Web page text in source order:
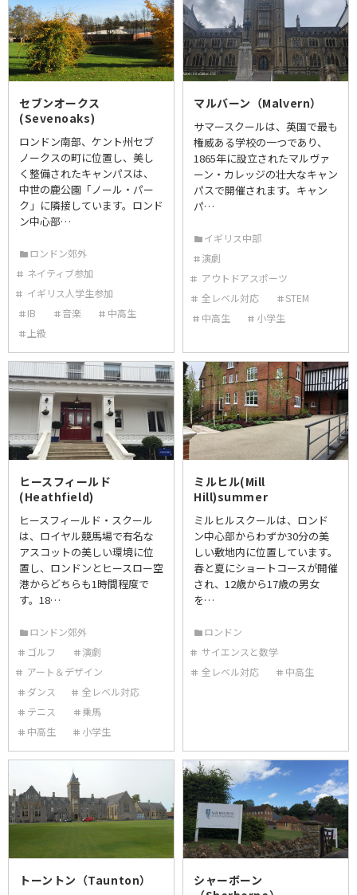
セブンオークス
(Sevenoaks)
ロンドン南部、ケント州セブ
ノークスの町に位置し、美し
く整備されたキャンパスは、
中世の鹿公園「ノール・パー
ク」に隣接しています。ロンド
ン中心部…
ロンドン郊外
ネイティブ参加
イギリス人学生参加
IB
音楽
中高生
上級
マルバーン（Malvern）
サマースクールは、英国で最も
権威ある学校の一つであり、
1865年に設立されたマルヴァ
ーン・カレッジの壮大なキャン
パスで開催されます。キャン
パ…
イギリス中部
演劇
アウトドアスポーツ
全レベル対応
STEM
中高生
小学生
ヒースフィールド
(Heathfield)
ヒースフィールド・スクール
は、ロイヤル競馬場で有名な
アスコットの美しい環境に位
置し、ロンドンとヒースロー空
港からどちらも1時間程度で
す。18…
ロンドン郊外
ゴルフ
演劇
アート＆デザイン
ダンス
全レベル対応
テニス
乗馬
中高生
小学生
ミルヒル(Mill
Hill)summer
ミルヒルスクールは、ロンド
ン中心部からわずか30分の美
しい敷地内に位置しています。
春と夏にショートコースが開催
され、12歳から17歳の男女
を…
ロンドン
サイエンスと数学
全レベル対応
中高生
トーントン（Taunton）
シャーボーン